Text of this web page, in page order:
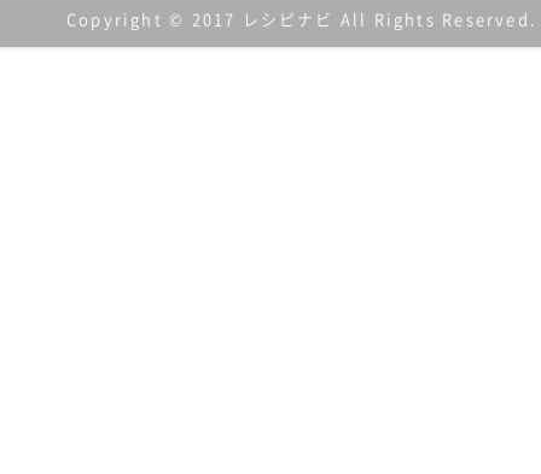
Copyright © 2017 レシピナビ All Rights Reserved.